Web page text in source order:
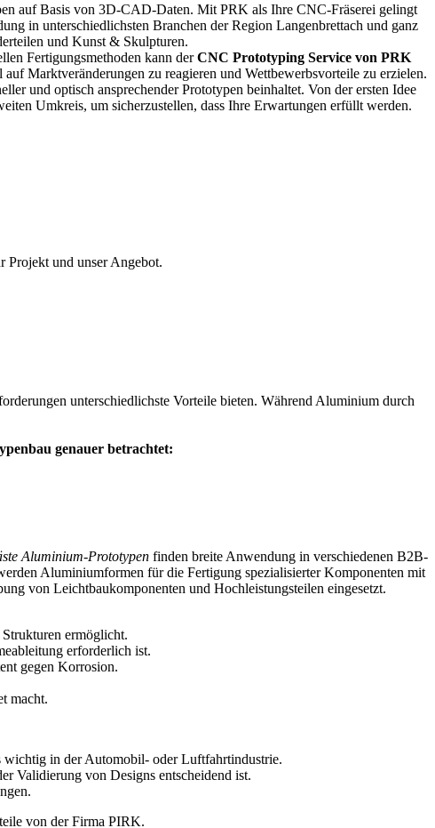
auf Basis von 3D-CAD-Daten. Mit PRK als Ihre CNC-Fräserei gelingt
in unterschiedlichsten Branchen der Region Langenbrettach und ganz
und Kunst & Skulpturen.
Fertigungsmethoden kann derCNC Prototyping Service von PRK
Marktveränderungen zu reagieren und Wettbewerbsvorteile zu erzielen.
und optisch ansprechender Prototypen beinhaltet. Von der ersten Idee
Umkreis, um sicherzustellen, dass Ihre Erwartungen erfüllt werden.
Projekt und unser Angebot.
unterschiedlichste Vorteile bieten. Während Aluminium durch
genauer betrachtet:
Aluminium-Prototypen finden breite Anwendung in verschiedenen B2B-
Aluminiumformen für die Fertigung spezialisierter Komponenten mit
von Leichtbaukomponenten und Hochleistungsteilen eingesetzt.
ermöglicht.
erforderlich ist.
gegen Korrosion.
macht.
wichtig in der Automobil- oder Luftfahrtindustrie.
Validierung von Designs entscheidend ist.